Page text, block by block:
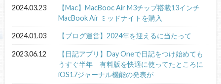
2024.03.23
【Mac】MacBooc Air M3チップ搭載13インチ
MacBook Air ミッドナイトを購入
2024.01.03 【ブログ運営】2024年を迎えるに当たって
2023.06.12
【日記アプリ】Day Oneで日記をつけ始めても
うすぐ半年 有料版を快適に使ってたところに
iOS17ジャーナル機能の発表が